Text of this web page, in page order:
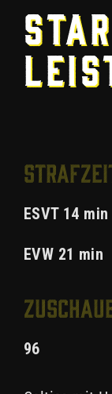
ESVT 14 min
EVW 21 min
96